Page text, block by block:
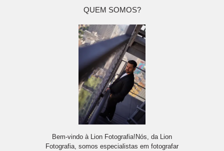
QUEM SOMOS?
Bem-vindo à Lion Fotografia!Nós, da Lion
Fotografia, somos especialistas em fotografar